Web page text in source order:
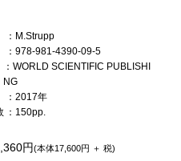
：M.Strupp
：978-981-4390-09-5
：WORLD SCIENTIFIC PUBLISHI
NG
：2017年
：150pp.
円(本体17,600円 ＋ 税)